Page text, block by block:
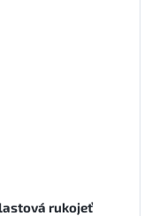
rukojeť